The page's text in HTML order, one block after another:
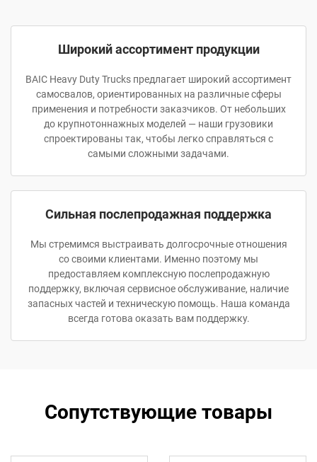
Широкий ассортимент продукции
BAIC Heavy Duty Trucks предлагает широкий ассортимент
самосвалов, ориентированных на различные сферы
применения и потребности заказчиков. От небольших
до крупнотоннажных моделей — наши грузовики
спроектированы так, чтобы легко справляться с
самыми сложными задачами.
Сильная послепродажная поддержка
Мы стремимся выстраивать долгосрочные отношения
со своими клиентами. Именно поэтому мы
предоставляем комплексную послепродажную
поддержку, включая сервисное обслуживание, наличие
запасных частей и техническую помощь. Наша команда
всегда готова оказать вам поддержку.
Сопутствующие товары